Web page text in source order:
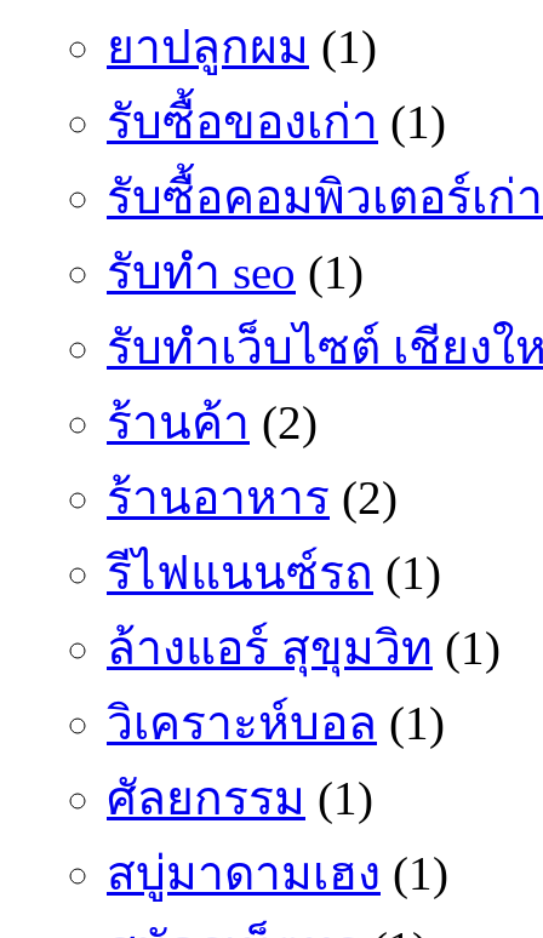
ยาปลูกผม (1)
รับซื้อของเก่า (1)
รับซื้อคอมพิวเตอร์เก่า
รับทำ seo (1)
รับทำเว็บไซต์ เชียงใ
ร้านค้า (2)
ร้านอาหาร (2)
รีไฟแนนซ์รถ (1)
ล้างแอร์ สุขุมวิท (1)
วิเคราะห์บอล (1)
ศัลยกรรม (1)
สบู่มาดามเฮง (1)